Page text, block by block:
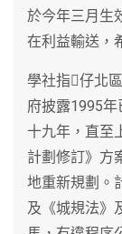
於今年三月生
在利益輸送，
學社指仔北
府披露1995
十九年，直至
計劃修訂》方
地重新規劃。
及《城規法》